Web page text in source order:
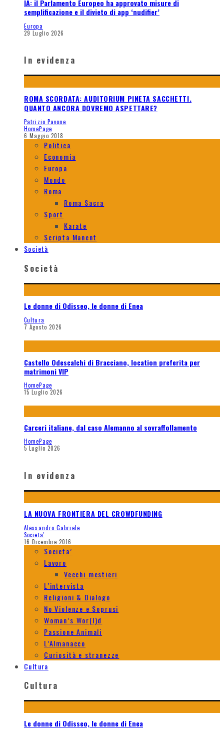
IA: il Parlamento Europeo ha approvato misure di
semplificazione e il divieto di app ‘nudifier’
Europa
29 Luglio 2026
In evidenza
ROMA SCORDATA: AUDITORIUM PINETA SACCHETTI.
QUANTO ANCORA DOVREMO ASPETTARE?
Patrizio Pavone
HomePage
6 Maggio 2018
Politica
Economia
Europa
Mondo
Roma
Roma Sacra
Sport
Karate
Scripta Manent
Società
Società
Le donne di Odisseo, le donne di Enea
Cultura
7 Agosto 2026
Castello Odescalchi di Bracciano, location preferita per
matrimoni VIP
HomePage
15 Luglio 2026
Carceri italiane, dal caso Alemanno al sovraffollamento
HomePage
5 Luglio 2026
In evidenza
LA NUOVA FRONTIERA DEL CROWDFUNDING
Alessandro Gabriele
Societa'
16 Dicembre 2016
Societa’
Lavoro
Vecchi mestieri
L’intervista
Religioni & Dialogo
No Violenze e Soprusi
Woman’s Wor(l)d
Passione Animali
L’Almanacco
Curiosità e stranezze
Cultura
Cultura
Le donne di Odisseo, le donne di Enea